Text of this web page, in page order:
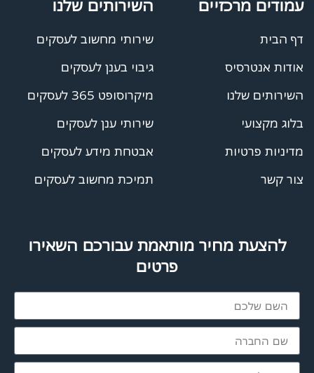
עמודים מרכזיים
דף הבית
אודות אנטרסיס
השירותים שלנו
בלוג מקצועי
מדיניות פרטיות
צור קשר
השירותים שלנו
שירותי מחשוב לעסקים
גיבוי בענן לעסקים
מיקרוסופט 365 לעסקים
שירותי ענן לעסקים
אבטחת מידע לעסקים
תמיכת מחשוב לעסקים
להצעת מחיר מותאמת עבורכם השאירו
פרטים